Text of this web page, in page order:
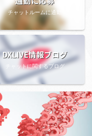
チャットルームに通勤
DXLIVE情報ブログ
チャットに関するブログ